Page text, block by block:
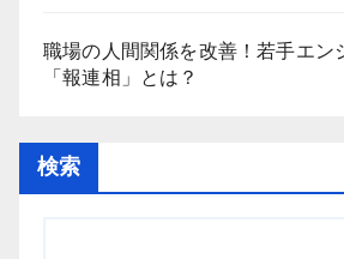
職場の人間関係を改善！若手エン
「報連相」とは？
検索